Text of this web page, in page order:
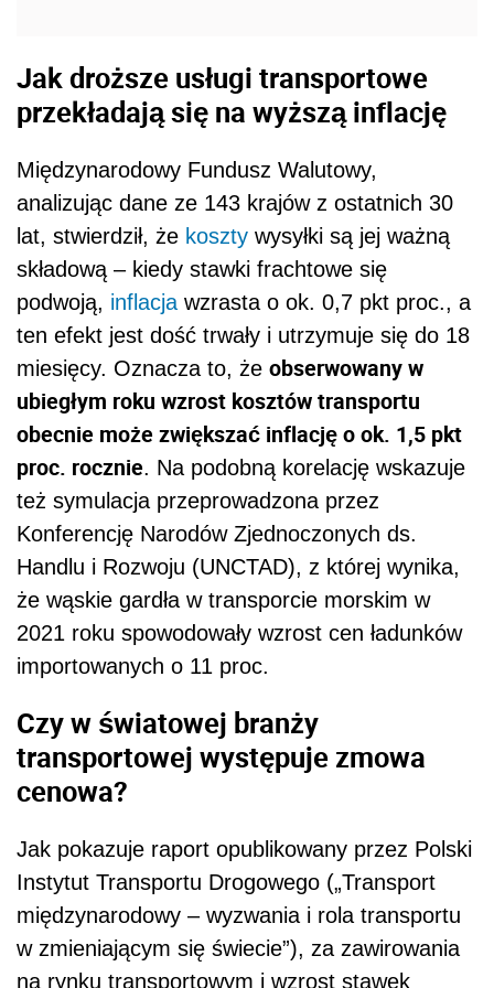
ubiegłym roku wzrost kosztów transportu
obecnie może zwiększać inflację o ok. 1,5 pkt
proc. rocznie . Na podobną korelację wskazuje
też symulacja przeprowadzona przez
Konferencję Narodów Zjednoczonych ds.
Handlu i Rozwoju (UNCTAD), z której wynika,
że wąskie gardła w transporcie morskim w
2021 roku spowodowały wzrost cen ładunków
importowanych o 11 proc.
Czy w światowej branży
transportowej występuje zmowa
cenowa?
Jak pokazuje raport opublikowany przez Polski
Instytut Transportu Drogowego („Transport
międzynarodowy – wyzwania i rola transportu
w zmieniającym się świecie”), za zawirowania
na rynku transportowym i wzrost stawek
przewozowych w dużej mierze odpowiada
oligopol w żegludze kontenerowej
danych Międzynarodowej Federacji Zrzeszeń
Spedytorów (FIATA) oraz firmy analitycznej
Alphaliner na początku tego roku ponad 90
proc. głównych szlaków handlowych było
zdominowanych przez 20 największych linii
żeglugowych. Natomiast dziewięciu
największych przewoźników, zrzeszonych w